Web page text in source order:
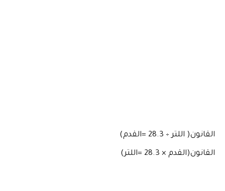
القانون( اللتر ÷ 28.3 =القدم)
القانون(القدم × 28.3 =اللتر)